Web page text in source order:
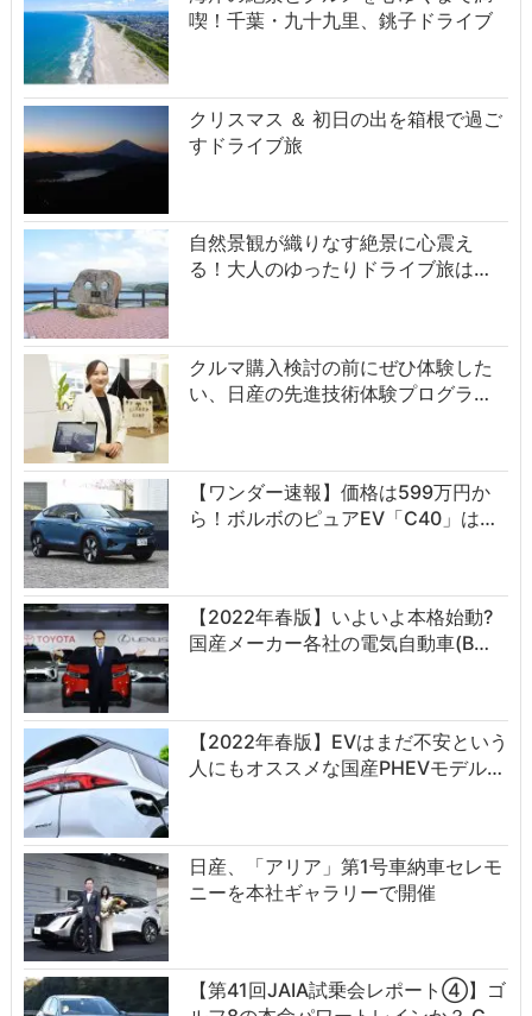
喫！千葉・九十九里、銚子ドライブ
クリスマス ＆ 初日の出を箱根で過ご
すドライブ旅
自然景観が織りなす絶景に心震え
る！大人のゆったりドライブ旅は…
クルマ購入検討の前にぜひ体験した
い、日産の先進技術体験プログラ…
【ワンダー速報】価格は599万円か
ら！ボルボのピュアEV「C40」は…
【2022年春版】いよいよ本格始動?
国産メーカー各社の電気自動車(B…
【2022年春版】EVはまだ不安という
人にもオススメな国産PHEVモデル…
日産、「アリア」第1号車納車セレモ
ニーを本社ギャラリーで開催
【第41回JAIA試乗会レポート④】ゴ